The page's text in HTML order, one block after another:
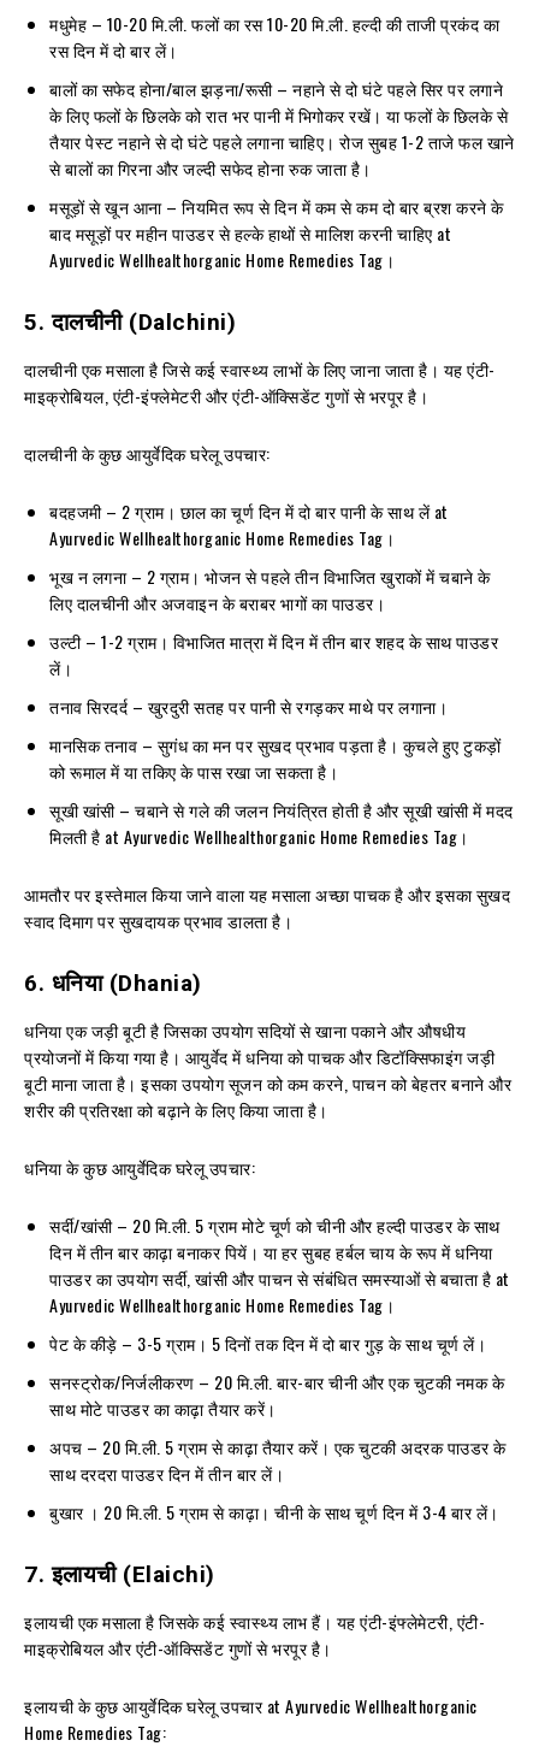
मधुमेह – 10-20 मि.ली. फलों का रस 10-20 मि.ली. हल्दी की ताजी प्रकंद का
रस दिन में दो बार लें।
बालों का सफेद होना/बाल झड़ना/रूसी – नहाने से दो घंटे पहले सिर पर लगाने
के लिए फलों के छिलके को रात भर पानी में भिगोकर रखें। या फलों के छिलके से
तैयार पेस्ट नहाने से दो घंटे पहले लगाना चाहिए। रोज सुबह 1-2 ताजे फल खाने
से बालों का गिरना और जल्दी सफेद होना रुक जाता है।
मसूड़ों से खून आना – नियमित रूप से दिन में कम से कम दो बार ब्रश करने के
बाद मसूड़ों पर महीन पाउडर से हल्के हाथों से मालिश करनी चाहिए at
Ayurvedic Wellhealthorganic Home Remedies Tag।
5.दालचीनी (Dalchini)
दालचीनी एक मसाला है जिसे कई स्वास्थ्य लाभों के लिए जाना जाता है। यह एंटी-
माइक्रोबियल, एंटी-इंफ्लेमेटरी और एंटी-ऑक्सिडेंट गुणों से भरपूर है।
दालचीनी के कुछ आयुर्वेदिक घरेलू उपचार:
बदहजमी – 2 ग्राम। छाल का चूर्ण दिन में दो बार पानी के साथ लें at
Ayurvedic Wellhealthorganic Home Remedies Tag।
भूख न लगना – 2 ग्राम। भोजन से पहले तीन विभाजित खुराकों में चबाने के
लिए दालचीनी और अजवाइन के बराबर भागों का पाउडर।
उल्टी – 1-2 ग्राम। विभाजित मात्रा में दिन में तीन बार शहद के साथ पाउडर
लें।
तनाव सिरदर्द – खुरदुरी सतह पर पानी से रगड़कर माथे पर लगाना।
मानसिक तनाव – सुगंध का मन पर सुखद प्रभाव पड़ता है। कुचले हुए टुकड़ों
को रूमाल में या तकिए के पास रखा जा सकता है।
सूखी खांसी – चबाने से गले की जलन नियंत्रित होती है और सूखी खांसी में मदद
मिलती है at Ayurvedic Wellhealthorganic Home Remedies Tag।
आमतौर पर इस्तेमाल किया जाने वाला यह मसाला अच्छा पाचक है और इसका सुखद
स्वाद दिमाग पर सुखदायक प्रभाव डालता है।
6. धनिया (Dhania)
धनिया एक जड़ी बूटी है जिसका उपयोग सदियों से खाना पकाने और औषधीय
प्रयोजनों में किया गया है। आयुर्वेद में धनिया को पाचक और डिटॉक्सिफाइंग जड़ी
बूटी माना जाता है। इसका उपयोग सूजन को कम करने, पाचन को बेहतर बनाने और
शरीर की प्रतिरक्षा को बढ़ाने के लिए किया जाता है।
धनिया के कुछ आयुर्वेदिक घरेलू उपचार:
सर्दी/खांसी – 20 मि.ली. 5 ग्राम मोटे चूर्ण को चीनी और हल्दी पाउडर के साथ
दिन में तीन बार काढ़ा बनाकर पियें। या हर सुबह हर्बल चाय के रूप में धनिया
पाउडर का उपयोग सर्दी, खांसी और पाचन से संबंधित समस्याओं से बचाता है at
Ayurvedic Wellhealthorganic Home Remedies Tag।
पेट के कीड़े – 3-5 ग्राम। 5 दिनों तक दिन में दो बार गुड़ के साथ चूर्ण लें।
सनस्ट्रोक/निर्जलीकरण – 20 मि.ली. बार-बार चीनी और एक चुटकी नमक के
साथ मोटे पाउडर का काढ़ा तैयार करें।
अपच – 20 मि.ली. 5 ग्राम से काढ़ा तैयार करें। एक चुटकी अदरक पाउडर के
साथ दरदरा पाउडर दिन में तीन बार लें।
बुखार । 20 मि.ली. 5 ग्राम से काढ़ा। चीनी के साथ चूर्ण दिन में 3-4 बार लें।
7.इलायची (Elaichi)
इलायची एक मसाला है जिसके कई स्वास्थ्य लाभ हैं। यह एंटी-इंफ्लेमेटरी, एंटी-
माइक्रोबियल और एंटी-ऑक्सिडेंट गुणों से भरपूर है।
इलायची के कुछ आयुर्वेदिक घरेलू उपचार at Ayurvedic Wellhealthorganic
Home Remedies Tag: